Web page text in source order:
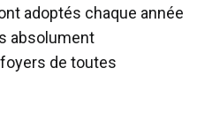
adoptés chaque année
absolument
de toutes